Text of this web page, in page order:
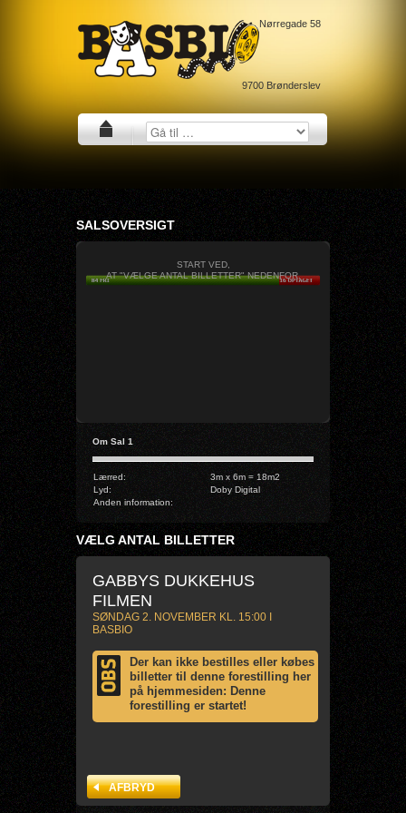
Nørregade 58
9700 Brønderslev
SALSOVERSIGT
START VED,
AT "VÆLGE ANTAL BILLETTER" NEDENFOR.
Om Sal 1
Lærred:
3m x 6m = 18m2
Lyd:
Doby Digital
Anden information:
VÆLG ANTAL BILLETTER
GABBYS DUKKEHUS
FILMEN
SØNDAG 2. NOVEMBER KL. 15:00 I
BASBIO
Der kan ikke bestilles eller købes
billetter til denne forestilling her
på hjemmesiden: Denne
forestilling er startet!
AFBRYD